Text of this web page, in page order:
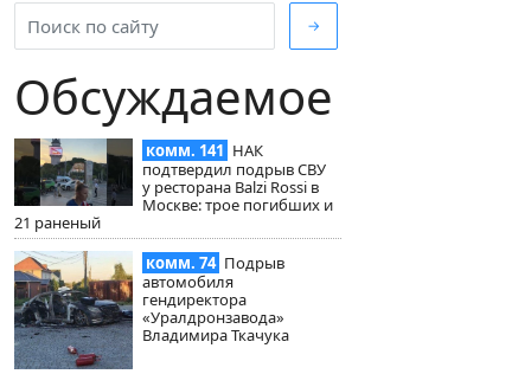
→
Обсуждаемое
комм. 141 НАК
подтвердил подрыв СВУ
у ресторана Balzi Rossi в
Москве: трое погибших и
21 раненый
комм. 74 Подрыв
автомобиля
гендиректора
«Уралдронзавода»
Владимира Ткачука